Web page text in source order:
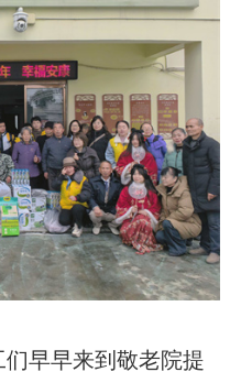
早早来到敬老院提